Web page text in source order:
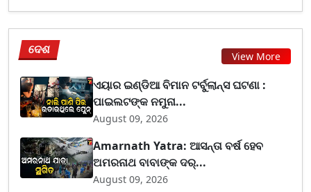
ଦେଶ View More
ଏୟାର ଇଣ୍ଡିଆ ବିମାନ ଟର୍ବୁଲାନ୍ସ ଘଟଣା :
ପାଇଲଟଙ୍କ ନମୁନା...
August 09, 2026
Amarnath Yatra: ଆସନ୍ତା ବର୍ଷ ହେବ
ଅମରନାଥ ବାବାଙ୍କ ଦର୍...
August 09, 2026